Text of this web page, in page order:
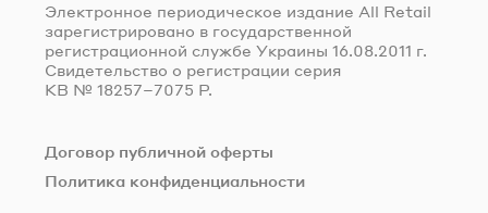
Электронное периодическое издание All Retail
зарегистрировано в государственной
регистрационной службе Украины 16.08.2011 г.
Свидетельство о регистрации серия
КВ № 18257–7075 Р.
Договор публичной оферты
Политика конфиденциальности